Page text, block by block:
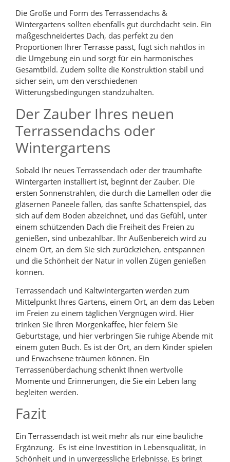
Die Größe und Form des Terrassendachs &
Wintergartens sollten ebenfalls gut durchdacht sein. Ein
maßgeschneidertes Dach, das perfekt zu den
Proportionen Ihrer Terrasse passt, fügt sich nahtlos in
die Umgebung ein und sorgt für ein harmonisches
Gesamtbild. Zudem sollte die Konstruktion stabil und
sicher sein, um den verschiedenen
Witterungsbedingungen standzuhalten.
Der Zauber Ihres neuen
Terrassendachs oder
Wintergartens
Sobald Ihr neues Terrassendach oder der traumhafte
Wintergarten installiert ist, beginnt der Zauber. Die
ersten Sonnenstrahlen, die durch die Lamellen oder die
gläsernen Paneele fallen, das sanfte Schattenspiel, das
sich auf dem Boden abzeichnet, und das Gefühl, unter
einem schützenden Dach die Freiheit des Freien zu
genießen, sind unbezahlbar. Ihr Außenbereich wird zu
einem Ort, an dem Sie sich zurückziehen, entspannen
und die Schönheit der Natur in vollen Zügen genießen
können.
Terrassendach und Kaltwintergarten werden zum
Mittelpunkt Ihres Gartens, einem Ort, an dem das Leben
im Freien zu einem täglichen Vergnügen wird. Hier
trinken Sie Ihren Morgenkaffee, hier feiern Sie
Geburtstage, und hier verbringen Sie ruhige Abende mit
einem guten Buch. Es ist der Ort, an dem Kinder spielen
und Erwachsene träumen können. Ein
Terrassenüberdachung schenkt Ihnen wertvolle
Momente und Erinnerungen, die Sie ein Leben lang
begleiten werden.
Fazit
Ein Terrassendach ist weit mehr als nur eine bauliche
Ergänzung. Es ist eine Investition in Lebensqualität, in
Schönheit und in unvergessliche Erlebnisse. Es bringt